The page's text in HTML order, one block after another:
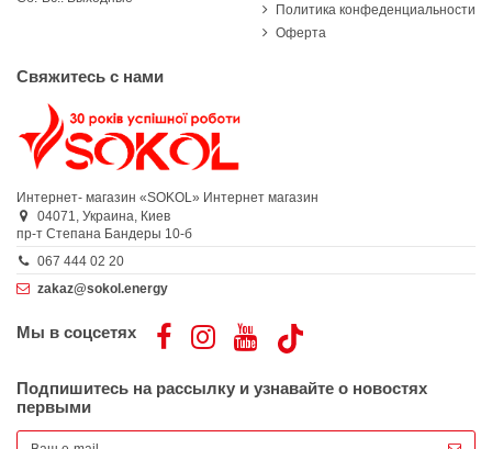
Политика конфеденциальности
Оферта
Свяжитесь с нами
Интернет- магазин «SOKOL» Интернет магазин
04071, Украина, Киев
пр-т Степана Бандеры 10-б
067 444 02 20
zakaz@sokol.energy
Мы в соцсетях
Подпишитесь на рассылку и узнавайте о новостях
первыми